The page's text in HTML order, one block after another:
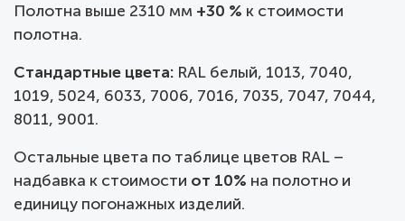
Полотна выше 2310 мм +30 % к стоимости
полотна.
Стандартные цвета: RAL белый, 1013, 7040,
1019, 5024, 6033, 7006, 7016, 7035, 7047, 7044,
8011, 9001.
Остальные цвета по таблице цветов RAL –
надбавка к стоимости от 10% на полотно и
единицу погонажных изделий.